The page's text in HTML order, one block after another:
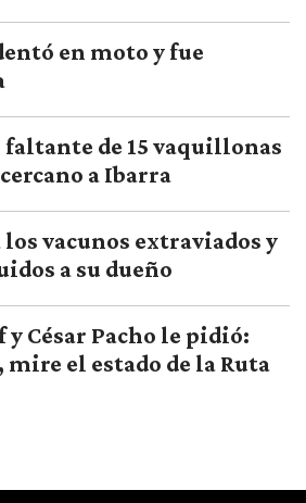
en moto y fue
de 15 vaquillonas
a Ibarra
vacunos extraviados y
a su dueño
César Pacho le pidió:
el estado de la Ruta